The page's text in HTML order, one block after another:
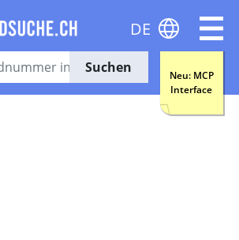
Suchen
Neu: MCP
Interface
DE